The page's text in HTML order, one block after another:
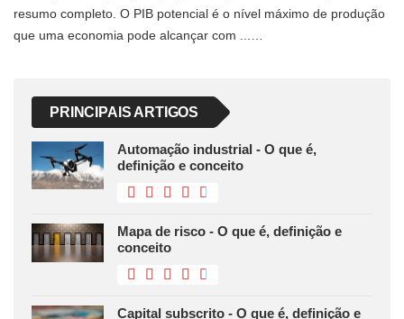
resumo completo. O PIB potencial é o nível máximo de produção
que uma economia pode alcançar com ...…
PRINCIPAIS ARTIGOS
Automação industrial - O que é,
definição e conceito
Mapa de risco - O que é, definição e
conceito
Capital subscrito - O que é, definição e